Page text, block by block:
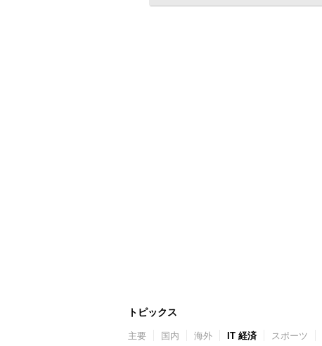
トピックス
主要 国内 海外 IT 経済 スポーツ